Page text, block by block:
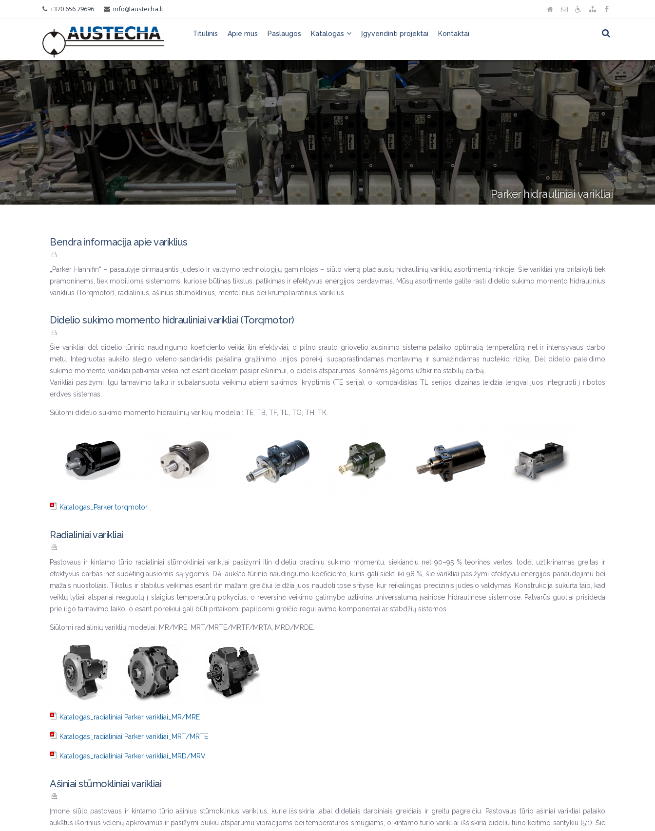
+370 656 79696 info@austecha.lt
Titulinis Apie mus Paslaugos Katalogas Įgyvendinti projektai Kontaktai
Parker hidrauliniai varikliai
Bendra informacija apie variklius
„Parker Hannifin“ – pasaulyje pirmaujantis judesio ir valdymo technologijų gamintojas – siūlo vieną plačiausių hidraulinių variklių asortimentų rinkoje. Šie varikliai yra pritaikyti tiek
pramoninėms, tiek mobilioms sistemoms, kuriose būtinas tikslus, patikimas ir efektyvus energijos perdavimas. Mūsų asortimente galite rasti didelio sukimo momento hidraulinius
variklius (Torqmotor), radialinius, ašinius stūmoklinius, mentelinius bei krumpliaratinius variklius.
Didelio sukimo momento hidrauliniai varikliai (Torqmotor)
Šie varikliai dėl didelio tūrinio naudingumo koeficiento veikia itin efektyviai, o pilno srauto griovelio aušinimo sistema palaiko optimalią temperatūrą net ir intensyvaus darbo
metu. Integruotas aukšto slėgio veleno sandariklis pašalina grąžinimo linijos poreikį, supaprastindamas montavimą ir sumažindamas nuotėkio riziką. Dėl didelio paleidimo
sukimo momento varikliai patikimai veikia net esant dideliam pasipriešinimui, o didelis atsparumas išorinėms jėgoms užtikrina stabilų darbą.
Varikliai pasižymi ilgu tarnavimo laiku ir subalansuotu veikimu abiem sukimosi kryptimis (TE serija), o kompaktiškas TL serijos dizainas leidžia lengvai juos integruoti į ribotos
erdvės sistemas.
Siūlomi didelio sukimo momento hidraulinių variklių modeliai: TE, TB, TF, TL, TG, TH, TK.
Katalogas_Parker torqmotor
Radialiniai varikliai
Pastovaus ir kintamo tūrio radialiniai stūmokliniai varikliai pasižymi itin dideliu pradiniu sukimo momentu, siekiančiu net 90–95 % teorinės vertės, todėl užtikrinamas greitas ir
efektyvus darbas net sudėtingiausiomis sąlygomis. Dėl aukšto tūrinio naudingumo koeficiento, kuris gali siekti iki 98 %, šie varikliai pasižymi efektyviu energijos panaudojimu bei
mažais nuostoliais. Tikslus ir stabilus veikimas esant itin mažam greičiui leidžia juos naudoti tose srityse, kur reikalingas precizinis judesio valdymas. Konstrukcija sukurta taip, kad
veiktų tyliai, atspariai reaguotų į staigius temperatūrų pokyčius, o reversinė veikimo galimybė užtikrina universalumą įvairiose hidraulinėse sistemose. Patvarūs guoliai prisideda
prie ilgo tarnavimo laiko, o esant poreikiui gali būti pritaikomi papildomi greičio reguliavimo komponentai ar stabdžių sistemos.
Siūlomi radialinių variklių modeliai: MR/MRE, MRT/MRTE/MRTF/MRTA, MRD/MRDE.
Katalogas_radialiniai Parker varikliai_MR/MRE
Katalogas_radialiniai Parker varikliai_MRT/MRTE
Katalogas_radialiniai Parker varikliai_MRD/MRV
Ašiniai stūmokliniai varikliai
Įmonė siūlo pastovaus ir kintamo tūrio ašinius stūmoklinius variklius, kurie išsiskiria labai dideliais darbiniais greičiais ir greitu pagreičiu. Pastovaus tūrio ašiniai varikliai palaiko
aukštus išorinius velenų apkrovimus ir pasižymi puikiu atsparumu vibracijoms bei temperatūros smūgiams, o kintamo tūrio varikliai išsiskiria dideliu tūrio keitimo santykiu (5:1). Šie